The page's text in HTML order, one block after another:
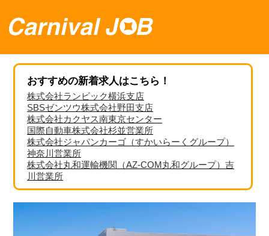
おすすめの新着求人はこちら！
株式会社ランビック横浜支店
SBSゼンツウ株式会社野田支店
株式会社カクヤス南東京センター
国際自動車株式会社杉並営業所
株式会社ジャパンカーゴ（すかいらーくグループ）
神奈川営業所
株式会社丸和運輸機関（AZ-COM丸和グループ）吉
川営業所